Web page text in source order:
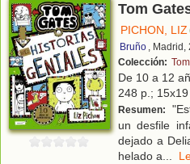
Tom
PICHON, LIZ
Bruño , Madrid,
Colección:
De 10 a 12
248 p.;
Resumen:
un desfile
dejado a
helado a...